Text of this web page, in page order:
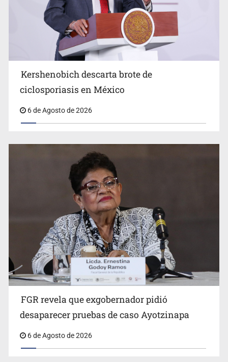
Advierten retrocesos en transparencia tras desaparición
del INAI
Jalisco mantiene la búsqueda de 21 adolescentes
desaparecidos durante julio
Kershenobich descarta brote de ciclosporiasis en
Kershenobich descarta brote de
ciclosporiasis en México
6 de Agosto de 2026
FGR revela que exgobernador pidió
desaparecer pruebas de caso Ayotzinapa
6 de Agosto de 2026